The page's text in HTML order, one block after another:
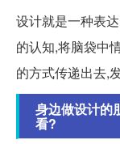
设计就是一种表
的认知,将脑袋中
的方式传递出去,
身边做设计的
看?